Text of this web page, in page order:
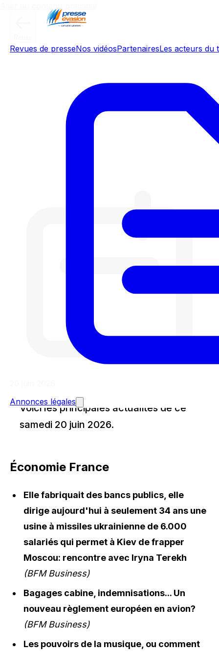
Revues de presseNos vidéosPartenairesLes acteurs du
Annonces légales
elle dirige aujourd'hui à seulement
34 ans une usine à missiles
ukrainienne de 6.000 salariés qui
Voici les principales actualités de ce
samedi 20 juin 2026.
Économie France
Elle fabriquait des bancs publics, elle
dirige aujourd'hui à seulement 34 ans une
usine à missiles ukrainienne de 6.000
salariés qui permet à Kiev de frapper
Moscou: rencontre avec Iryna Terekh
(BFM Business)
Bagages cabine, indemnisations... Un
nouveau règlement européen en avion?
(BFM Business)
Les pouvoirs de la musique, ou comment